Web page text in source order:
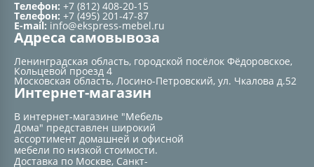
Телефон: +7 (812) 408-20-15
Телефон: +7 (495) 201-47-87
E-mail: info@ekspress-mebel.ru
Адреса самовывоза
Ленинградская область, городской посёлок Фёдоровское,
Кольцевой проезд 4
Московская область, Лосино-Петровский, ул. Чкалова д.52
Интернет-магазин
В интернет-магазине "Мебель
Дома" представлен широкий
ассортимент домашней и офисной
мебели по низкой стоимости.
Доставка по Москве, Санкт-